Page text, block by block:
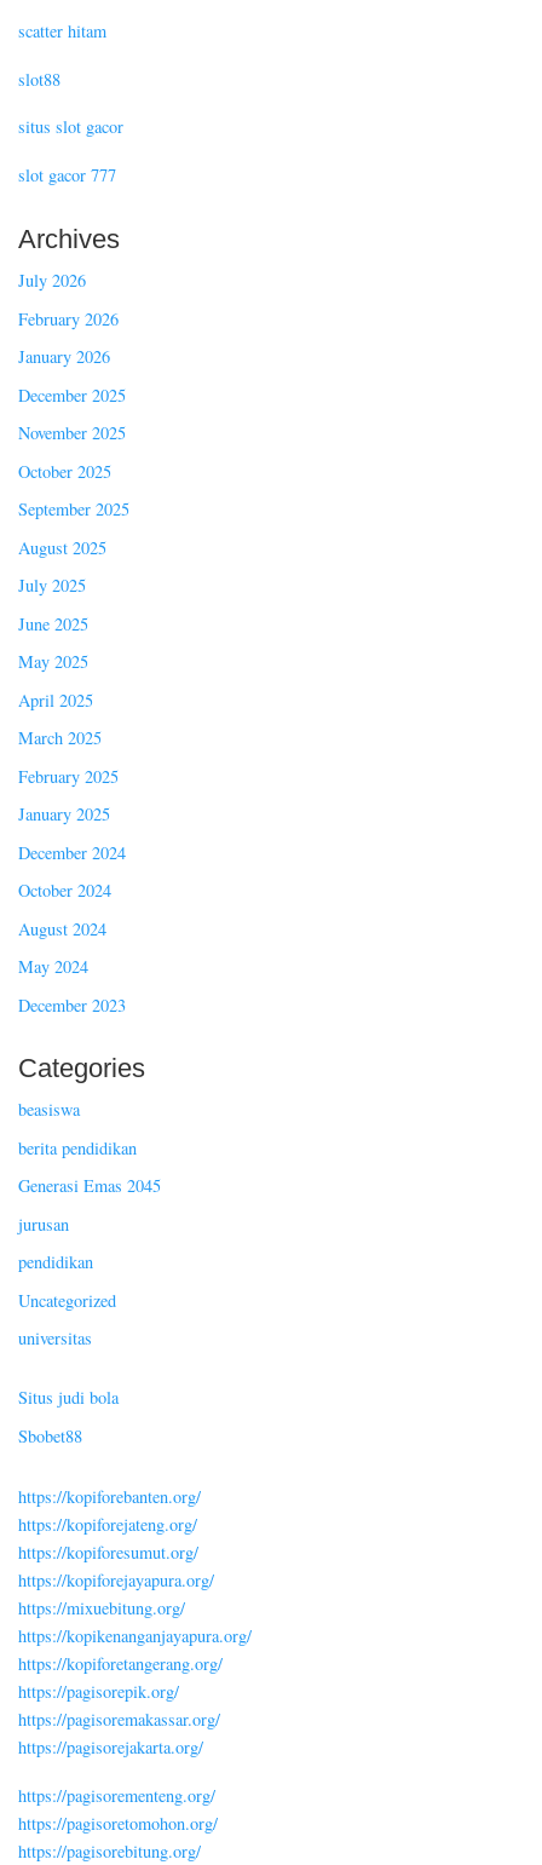
scatter hitam
slot88
situs slot gacor
slot gacor 777
Archives
July 2026
February 2026
January 2026
December 2025
November 2025
October 2025
September 2025
August 2025
July 2025
June 2025
May 2025
April 2025
March 2025
February 2025
January 2025
December 2024
October 2024
August 2024
May 2024
December 2023
Categories
beasiswa
berita pendidikan
Generasi Emas 2045
jurusan
pendidikan
Uncategorized
universitas
Situs judi bola
Sbobet88
https://kopiforebanten.org/
https://kopiforejateng.org/
https://kopiforesumut.org/
https://kopiforejayapura.org/
https://mixuebitung.org/
https://kopikenanganjayapura.org/
https://kopiforetangerang.org/
https://pagisorepik.org/
https://pagisoremakassar.org/
https://pagisorejakarta.org/
https://pagisorementeng.org/
https://pagisoretomohon.org/
https://pagisorebitung.org/